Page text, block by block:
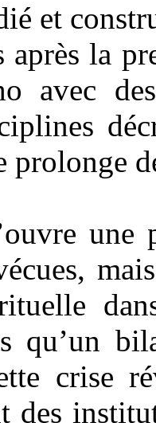
et
après la
avec
prolonge
une
qu’un
crise
des